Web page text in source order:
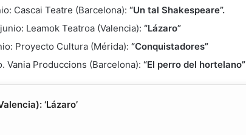
Cascai Teatre (Barcelona): “Un tal Shakespeare”.
Leamok Teatroa (Valencia): “Lázaro”
Proyecto Cultura (Mérida): “Conquistadores”
Vania Produccions (Barcelona): “El perro del hortelano”
‘Lázaro’